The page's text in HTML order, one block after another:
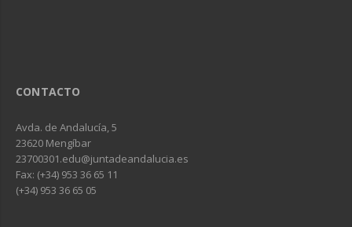
CONTACTO
Avda. de Andalucía, 5
23620 Mengíbar
23700301.edu@juntadeandalucia.es
Fax: (+34) 953 36 65 11
(+34) 953 36 65 05